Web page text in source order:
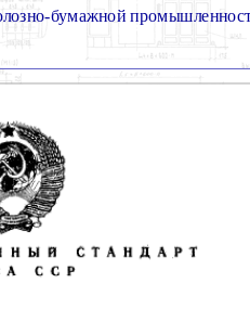
бумажной